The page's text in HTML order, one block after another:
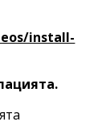
install-